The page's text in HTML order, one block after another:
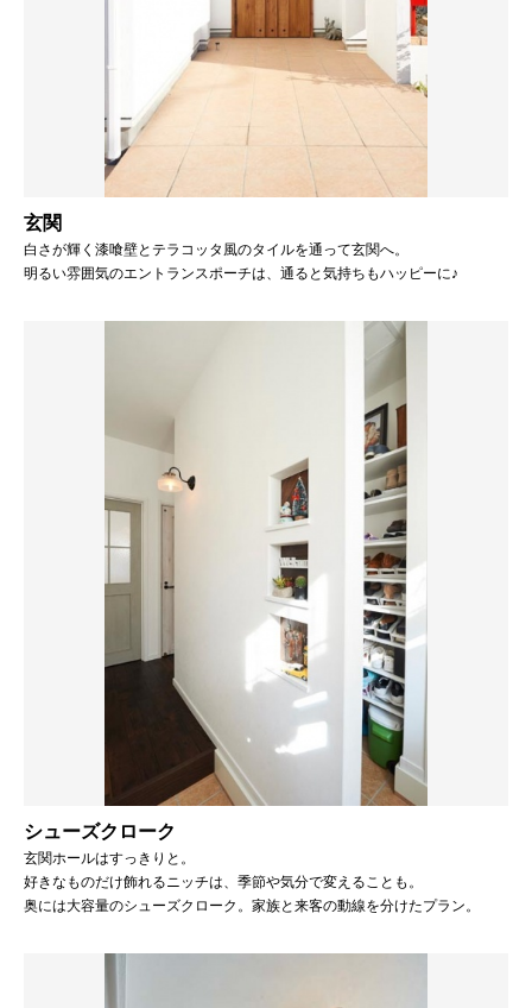
玄関
白さが輝く漆喰壁とテラコッタ風のタイルを通って玄関へ。
明るい雰囲気のエントランスポーチは、通ると気持ちもハッピーに♪
シューズクローク
玄関ホールはすっきりと。
好きなものだけ飾れるニッチは、季節や気分で変えることも。
奥には大容量のシューズクローク。家族と来客の動線を分けたプラン。